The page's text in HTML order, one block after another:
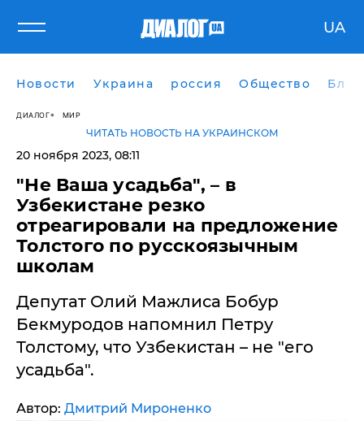
UA
Новости Украина россия Общество
ДИАЛОГ МИР
ЧИТАТЬ НОВОСТЬ НА УКРАИНСКОМ
20 ноября 2023, 08:11
​"Не Ваша усадьба", – в
Узбекистане резко
отреагировали на предложение
Толстого по русскоязычным
школам
Депутат Олий Мажлиса Бобур
Бекмуродов напомнил Петру
Толстому, что Узбекистан – не "его
усадьба".
Автор: Дмитрий Мироненко